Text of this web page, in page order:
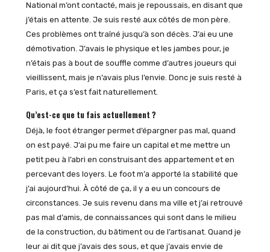
National m’ont contacté, mais je repoussais, en disant que
j’étais en attente. Je suis resté aux côtés de mon père.
Ces problèmes ont traîné jusqu’à son décès. J’ai eu une
démotivation. J’avais le physique et les jambes pour, je
n’étais pas à bout de souffle comme d’autres joueurs qui
vieillissent, mais je n’avais plus l’envie. Donc je suis resté à
Paris, et ça s’est fait naturellement.
Qu’est-ce que tu fais actuellement ?
Déjà, le foot étranger permet d’épargner pas mal, quand
on est payé. J’ai pu me faire un capital et me mettre un
petit peu à l’abri en construisant des appartement et en
percevant des loyers. Le foot m’a apporté la stabilité que
j’ai aujourd’hui. À côté de ça, il y a eu un concours de
circonstances. Je suis revenu dans ma ville et j’ai retrouvé
pas mal d’amis, de connaissances qui sont dans le milieu
de la construction, du bâtiment ou de l’artisanat. Quand je
leur ai dit que j’avais des sous, et que j’avais envie de